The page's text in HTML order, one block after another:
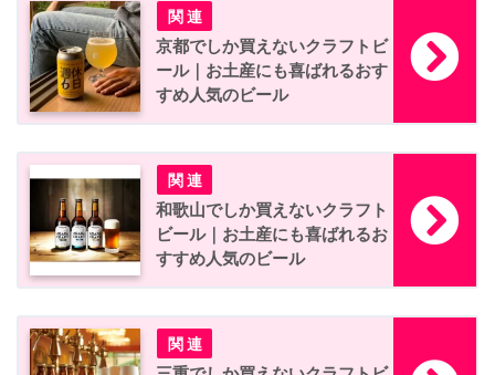
京都でしか買えないクラフトビ
ール｜お土産にも喜ばれるおす
すめ人気のビール
和歌山でしか買えないクラフト
ビール｜お土産にも喜ばれるお
すすめ人気のビール